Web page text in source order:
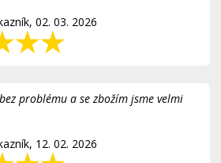
02. 03. 2026
problému a se zbožím jsme velmi
12. 02. 2026